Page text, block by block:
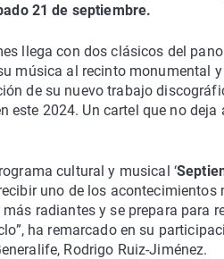
21 de septiembre.
llega con dos clásicos del
música al recinto monumental
de su nuevo trabajo
este 2024. Un cartel que no
cultural y musical ‘
uno de los
radiantes y se prepara para
ha remarcado en su
Rodrigo Ruiz-Jiménez.